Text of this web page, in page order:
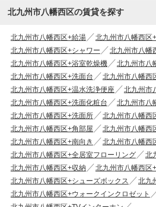
北九州市八幡西区の賃貸を探す
北九州市八幡西区+給湯
北九州市八幡西区
北九州市八幡西区+シャワー
北九州市八幡
北九州市八幡西区+浴室乾燥機
北九州市八
北九州市八幡西区+洗面台
北九州市八幡西
北九州市八幡西区+温水洗浄便座
北九州市
北九州市八幡西区+洗面化粧台
北九州市八
北九州市八幡西区+洗面所
北九州市八幡西
北九州市八幡西区+角部屋
北九州市八幡西
北九州市八幡西区+南向き
北九州市八幡西
北九州市八幡西区+全居室フローリング
北
北九州市八幡西区+収納
北九州市八幡西区
北九州市八幡西区+シューズボックス
北九
北九州市八幡西区+ウォークインクロゼット